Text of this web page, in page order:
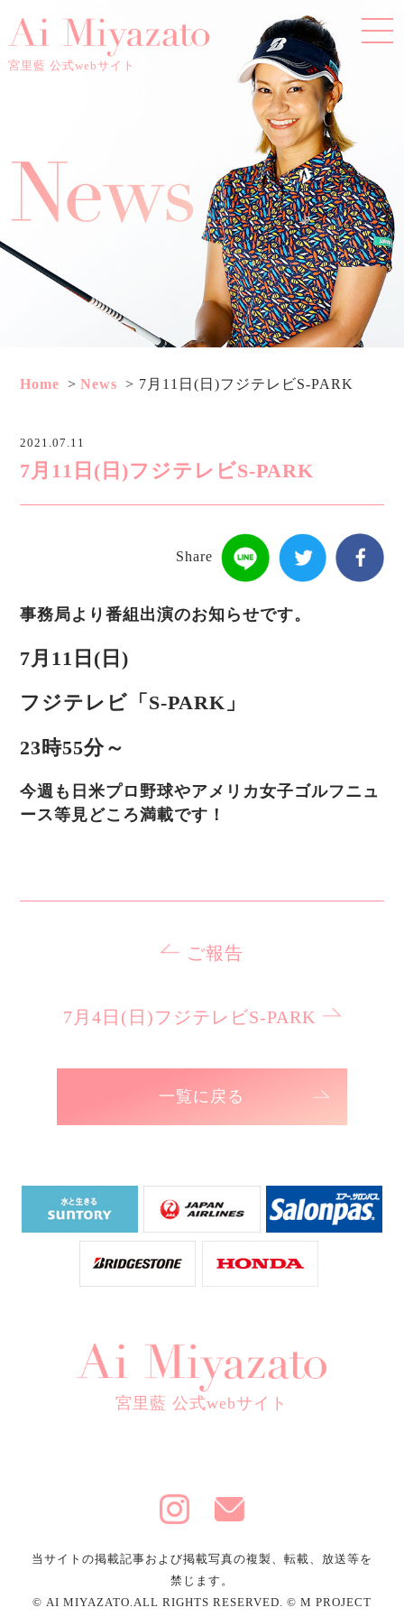
宮里藍 公式webサイト
Home News 7月11日(日)フジテレビS-PARK
2021.07.11
7月11日(日)フジテレビS-PARK
Share
事務局より番組出演のお知らせです。
7月11日(日)
フジテレビ「S-PARK」
23時55分～
今週も日米プロ野球やアメリカ女子ゴルフニュ
ース等見どころ満載です！
ご報告
7月4日(日)フジテレビS-PARK
一覧に戻る
宮里藍 公式webサイト
当サイトの掲載記事および掲載写真の複製、転載、放送等を
禁じます。
© AI MIYAZATO.ALL RIGHTS RESERVED. © M PROJECT